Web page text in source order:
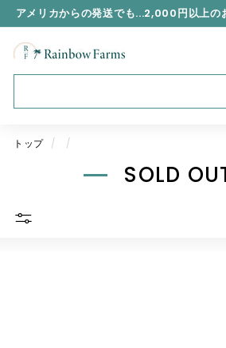
アメリカからの発送でも...2,000円以上の
R
a
n
b
o
a
トップ / /
SOLD